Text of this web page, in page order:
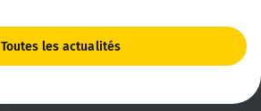
Toutes les actualités